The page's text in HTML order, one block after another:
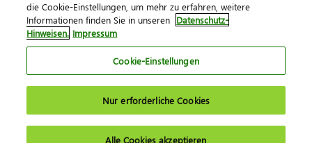
die Cookie-Einstellungen, um mehr zu erfahren, weitere
Informationen finden Sie in unseren Datenschutz-
Hinweisen. Impressum
Cookie-Einstellungen
Nur erforderliche Cookies
Alle Cookies akzeptieren